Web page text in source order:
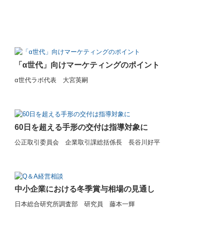
「α世代」向けマーケティングのポイント
α世代ラボ代表 大宮英嗣
60日を超える手形の交付は指導対象に
公正取引委員会 企業取引課総括係長 長谷川好平
中小企業における冬季賞与相場の見通し
日本総合研究所調査部 研究員 藤本一輝